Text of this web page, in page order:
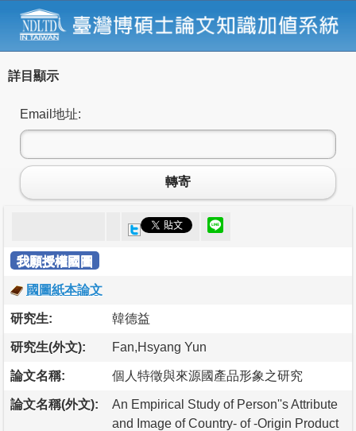
詳目顯示
Email地址:
轉寄
我願授權國圖
國圖紙本論文
研究生: 韓德益
研究生(外文): Fan,Hsyang Yun
論文名稱: 個人特徵與來源國產品形象之研究
論文名稱(外文):
An Empirical Study of Person''s Attribute
and Image of Country- of -Origin Product